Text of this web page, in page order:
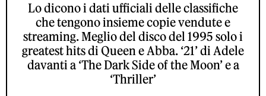
Lo dicono i dati ufficiali delle classifiche
che tengono insieme copie vendute e
streaming. Meglio del disco del 1995 solo i
greatest hits di Queen e Abba. ‘21’ di Adele
davanti a ‘The Dark Side of the Moon’ e a
‘Thriller’